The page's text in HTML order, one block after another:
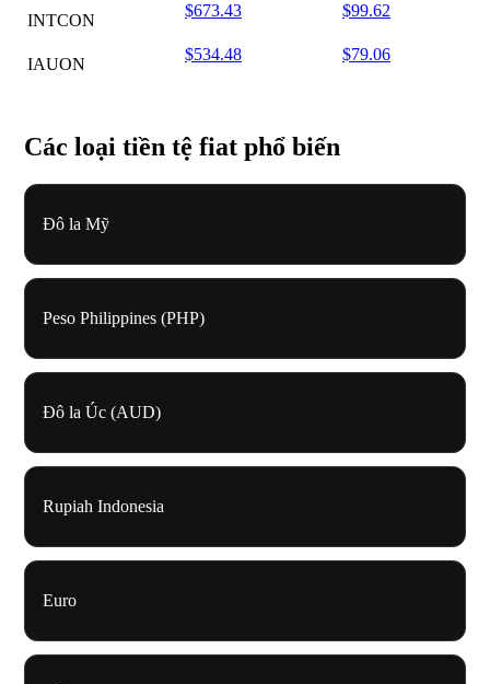
INTCON
$673.43 $99.62
IAUON
$534.48 $79.06
Các loại tiền tệ fiat phổ biến
Đô la Mỹ
Peso Philippines (PHP)
Đô la Úc (AUD)
Rupiah Indonesia
Euro